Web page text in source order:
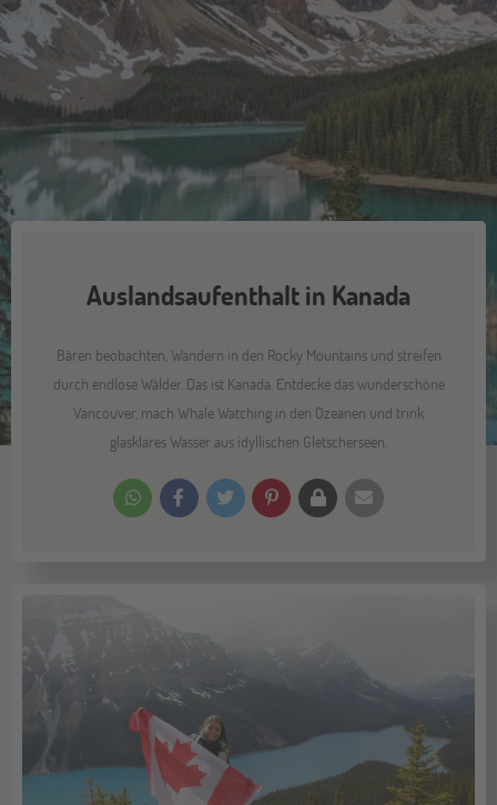
Auslandsaufenthalt in Kanada
Bären beobachten, Wandern in den Rocky Mountains und streifen
durch endlose Wälder. Das ist Kanada. Entdecke das wunderschöne
Vancouver, mach Whale Watching in den Ozeanen und trink
glasklares Wasser aus idyllischen Gletscherseen.